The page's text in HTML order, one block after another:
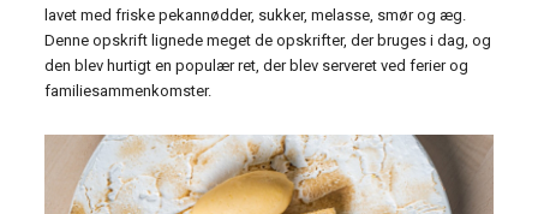
lavet med friske pekannødder, sukker, melasse, smør og æg.
Denne opskrift lignede meget de opskrifter, der bruges i dag, og
den blev hurtigt en populær ret, der blev serveret ved ferier og
familiesammenkomster.